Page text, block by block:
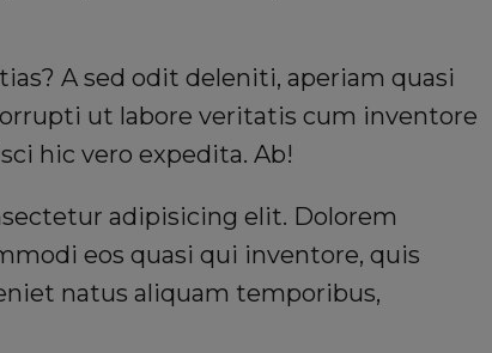
A sed odit deleniti, aperiam quasi
ut labore veritatis cum inventore
hic vero expedita. Ab!
adipisicing elit. Dolorem
eos quasi qui inventore, quis
natus aliquam temporibus,